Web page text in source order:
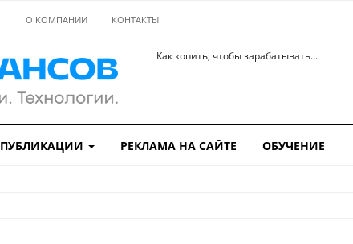
О КОМПАНИИ КОНТАКТЫ
Как копить, чтобы зарабатывать...
ПУБЛИКАЦИИ РЕКЛАМА НА САЙТЕ ОБУЧЕНИЕ